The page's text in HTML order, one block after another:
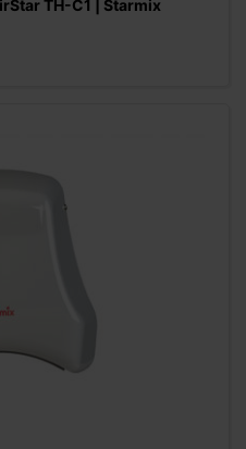
TH-C1 | Starmix